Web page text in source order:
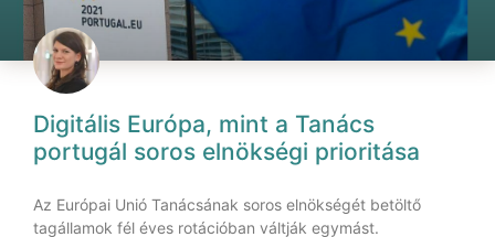
Digitális Európa, mint a Tanács
portugál soros elnökségi prioritása
Az Európai Unió Tanácsának soros elnökségét betöltő
tagállamok fél éves rotációban váltják egymást.